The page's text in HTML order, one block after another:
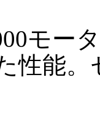
モー
性能